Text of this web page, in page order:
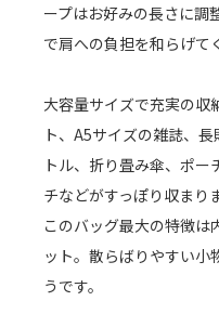
ープはお好みの長さに調
で肩への負担を和らげて
大容量サイズで充実の収
ト、A5サイズの雑誌、
トル、折り畳み傘、ポー
チなどがすっぽり収まり
このバッグ最大の特徴は
ット。散らばりやすい小
うです。